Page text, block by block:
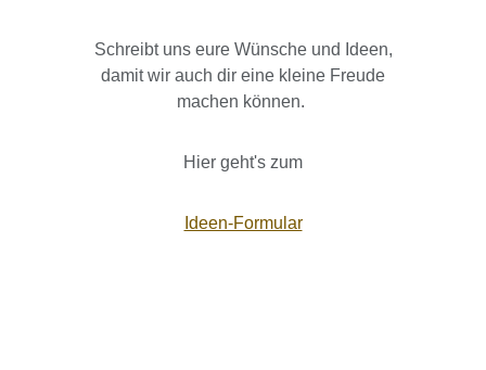
Schreibt uns eure Wünsche und Ideen,
damit wir auch dir eine kleine Freude
machen können.
Hier geht's zum
Ideen-Formular